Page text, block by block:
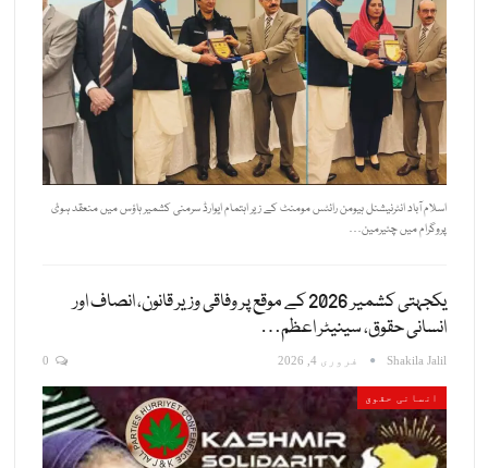
اسلام آباد انٹرنیشنل ہیومن رائٹس مومنٹ کے زیر اہتمام ایوارڈ سرمنی کشمیر ہاؤس میں منعقد ہوئ
پروگرام میں چئیرمین…
یکجہتی کشمیر 2026 کے موقع پر وفاقی وزیر قانون، انصاف اور
انسانی حقوق، سینیٹر اعظم…
Shakila Jalil فروری 4, 2026
انسانی حقوق